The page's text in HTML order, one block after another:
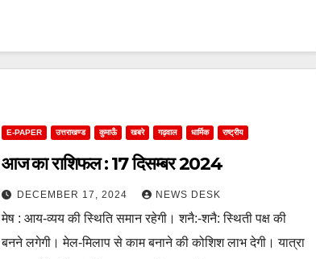
E-PAPER उत्तराखण्ड कुमाऊँ खबरे गढ़वाल धार्मिक राष्ट्रीय
आज का राशिफल : 17 दिसम्बर 2024
DECEMBER 17, 2024 NEWS DESK
मेष : आय-व्यय की स्थिति समान रहेगी। शनै:-शनै: स्थिती पक्ष की
बनने लगेगी। मेल-मिलाप से काम बनाने की कोशिश लाभ देगी। यात्रा